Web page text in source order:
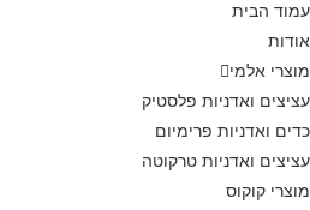
עמוד הבית
אודות
מוצרי אלמי
עציצים ואדניות פלסטיק
כדים ואדניות פרימיום
עציצים ואדניות טרקוטה
מוצרי קוקוס